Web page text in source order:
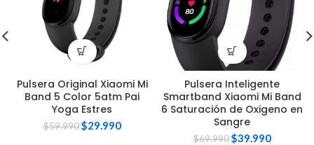
Pulsera Original Xiaomi Mi
Band 5 Color 5atm Pai
Yoga Estres
$59.990 $29.990
Pulsera Inteligente
Smartband Xiaomi Mi Band
6 Saturación de Oxigeno en
Sangre
$69.990 $39.990